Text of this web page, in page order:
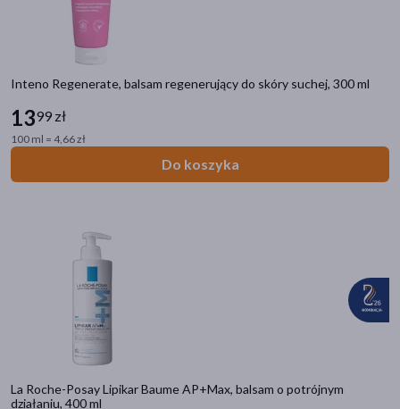
Inteno Regenerate, balsam regenerujący do skóry suchej, 300 ml
1399 zł
100 ml = 4,66 zł
Do koszyka
La Roche-Posay Lipikar Baume AP+Max, balsam o potrójnym
działaniu, 400 ml